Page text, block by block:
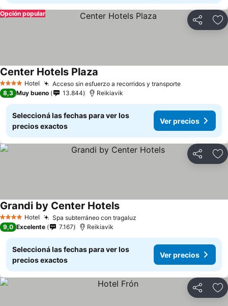
Compartir
Opción popular
4 EstrellasHotel Acceso sin esfuerzo a recorridos y transporte
Center Hotels Plaza
8,3 Muy bueno 13.844 Reikiavik
Seleccioná las fechas para ver los
precios exactos
Ver precios
Compartir
4 EstrellasHotel Spa subterráneo con tragaluz
Grandi by Center Hotels
9,0 Excelente 7.167 Reikiavik
Seleccioná las fechas para ver los
precios exactos
Ver precios
Compartir